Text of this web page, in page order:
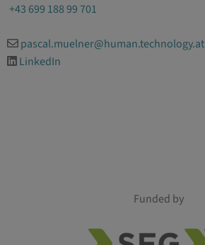
+43 699 188 99 701
pascal.muelner@human.technology.at
LinkedIn
Funded by